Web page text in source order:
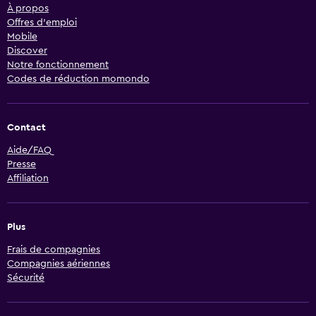
À propos
Offres d’emploi
Mobile
Discover
Notre fonctionnement
Codes de réduction momondo
Contact
Aide/FAQ
Presse
Affiliation
Plus
Frais de compagnies
Compagnies aériennes
Sécurité